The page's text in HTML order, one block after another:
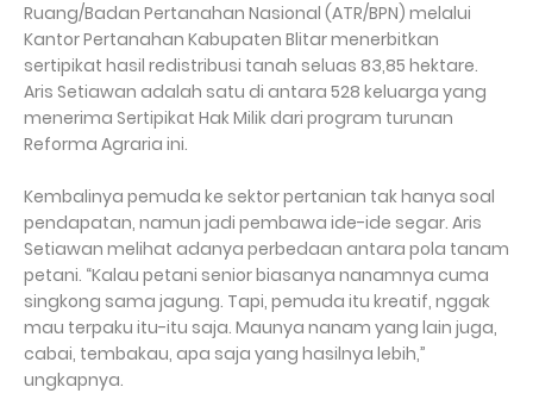
Ruang/Badan Pertanahan Nasional (ATR/BPN) melalui
Kantor Pertanahan Kabupaten Blitar menerbitkan
sertipikat hasil redistribusi tanah seluas 83,85 hektare.
Aris Setiawan adalah satu di antara 528 keluarga yang
menerima Sertipikat Hak Milik dari program turunan
Reforma Agraria ini.
Kembalinya pemuda ke sektor pertanian tak hanya soal
pendapatan, namun jadi pembawa ide-ide segar. Aris
Setiawan melihat adanya perbedaan antara pola tanam
petani. “Kalau petani senior biasanya nanamnya cuma
singkong sama jagung. Tapi, pemuda itu kreatif, nggak
mau terpaku itu-itu saja. Maunya nanam yang lain juga,
cabai, tembakau, apa saja yang hasilnya lebih,”
ungkapnya.